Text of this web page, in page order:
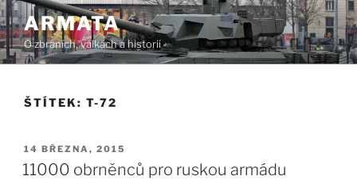
Přejít
k
obsahu
webu
ARMATA
O zbraních, válkách a historii
ŠTÍTEK: T-72
PUBLIKOVÁNO
14 BŘEZNA, 2015
11000 obrněnců pro ruskou armádu